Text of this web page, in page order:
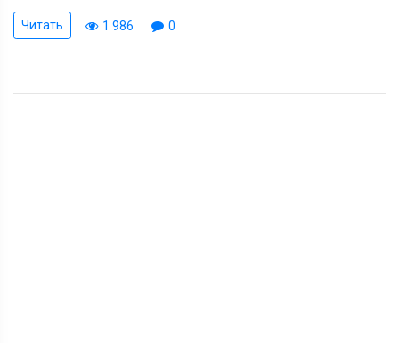
Читать 1 986 0